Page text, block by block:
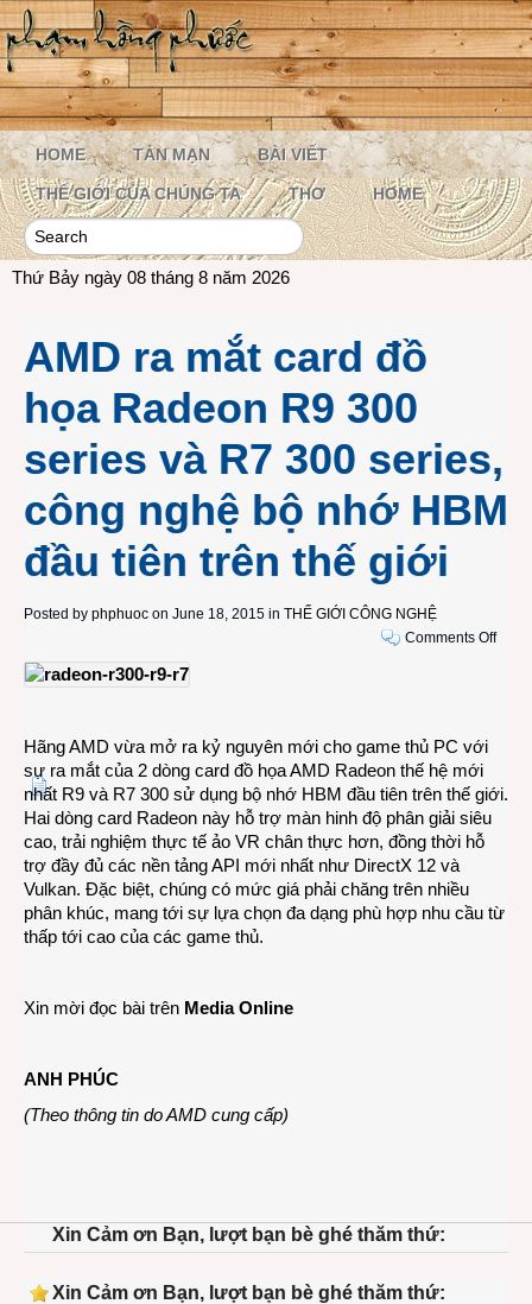
HOME TẢN MẠN BÀI VIẾT
THẾ GIỚI CỦA CHÚNG TA THƠ HOME
Thứ Bảy ngày 08 tháng 8 năm 2026
AMD ra mắt card đồ
họa Radeon R9 300
series và R7 300 series,
công nghệ bộ nhớ HBM
đầu tiên trên thế giới
Posted by phphuoc on June 18, 2015 in THẾ GIỚI CÔNG NGHỆ
Comments Offon
R7
Hãng AMD vừa mở ra kỷ nguyên mới cho game thủ PC với
sự ra mắt của 2 dòng card đồ họa AMD Radeon thế hệ mới
nhất R9 và R7 300 sử dụng bộ nhớ HBM đầu tiên trên thế giới.
Hai dòng card Radeon này hỗ trợ màn hinh độ phân giải siêu
cao, trải nghiệm thực tế ảo VR chân thực hơn, đồng thời hỗ
trợ đầy đủ các nền tảng API mới nhất như DirectX 12 và
Vulkan. Đặc biệt, chúng có mức giá phải chăng trên nhiều
phân khúc, mang tới sự lựa chọn đa dạng phù hợp nhu cầu từ
thấp tới cao của các game thủ.
Xin mời đọc bài trên Media Online
ANH PHÚC
(Theo thông tin do AMD cung cấp)
Xin Cảm ơn Bạn, lượt bạn bè ghé thăm thứ:
Xin Cảm ơn Bạn, lượt bạn bè ghé thăm thứ: